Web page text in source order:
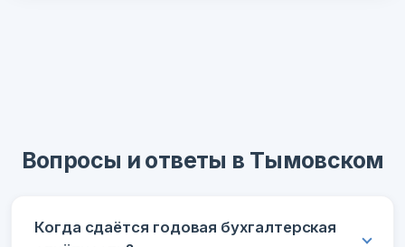
Вопросы и ответы в Тымовском
Когда сдаётся годовая бухгалтерская